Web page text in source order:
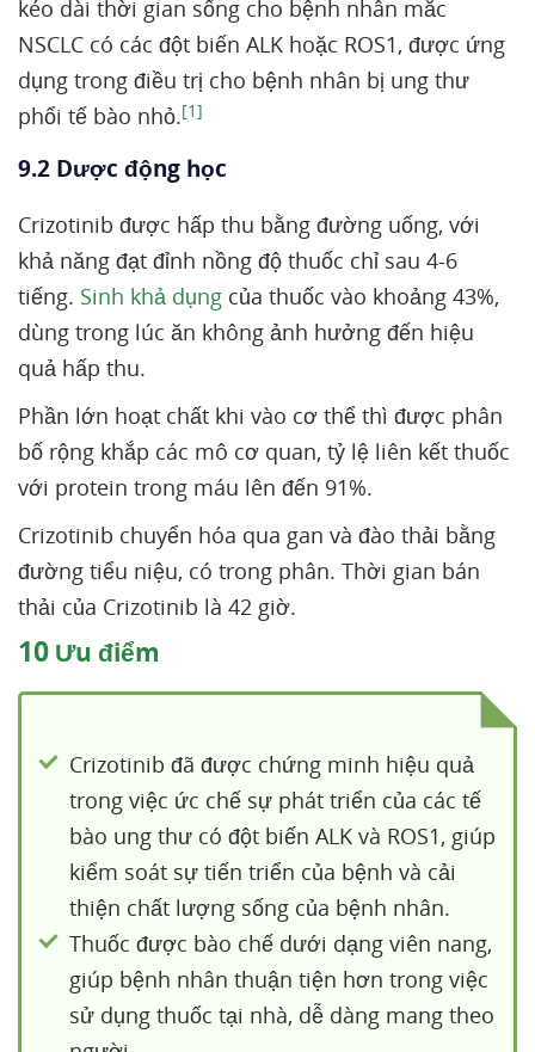
kéo dài thời gian sống cho bệnh nhân mắc
NSCLC có các đột biến ALK hoặc ROS1, được ứng
dụng trong điều trị cho bệnh nhân bị ung thư
phổi tế bào nhỏ.[1]
9.2 Dược động học
Crizotinib được hấp thu bằng đường uống, với
khả năng đạt đỉnh nồng độ thuốc chỉ sau 4-6
tiếng. Sinh khả dụng của thuốc vào khoảng 43%,
dùng trong lúc ăn không ảnh hưởng đến hiệu
quả hấp thu.
Phần lớn hoạt chất khi vào cơ thể thì được phân
bố rộng khắp các mô cơ quan, tỷ lệ liên kết thuốc
với protein trong máu lên đến 91%.
Crizotinib chuyển hóa qua gan và đào thải bằng
đường tiểu niệu, có trong phân. Thời gian bán
thải của Crizotinib là 42 giờ.
10 Ưu điểm
Crizotinib đã được chứng minh hiệu quả
trong việc ức chế sự phát triển của các tế
bào ung thư có đột biến ALK và ROS1, giúp
kiểm soát sự tiến triển của bệnh và cải
thiện chất lượng sống của bệnh nhân.
Thuốc được bào chế dưới dạng viên nang,
giúp bệnh nhân thuận tiện hơn trong việc
sử dụng thuốc tại nhà, dễ dàng mang theo